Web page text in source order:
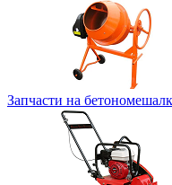
Запчасти на